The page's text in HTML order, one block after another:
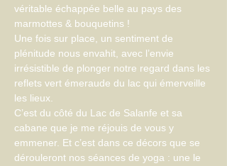
véritable échappée belle au pays des
marmottes & bouquetins !
Une fois sur place, un sentiment de
plénitude nous envahit, avec l’envie
irrésistible de plonger notre regard dans les
reflets vert émeraude du lac qui émerveille
les lieux.
C’est du côté du Lac de Salanfe et sa
cabane que je me réjouis de vous y
emmener. Et c’est dans ce décors que se
dérouleront nos séances de yoga : une le